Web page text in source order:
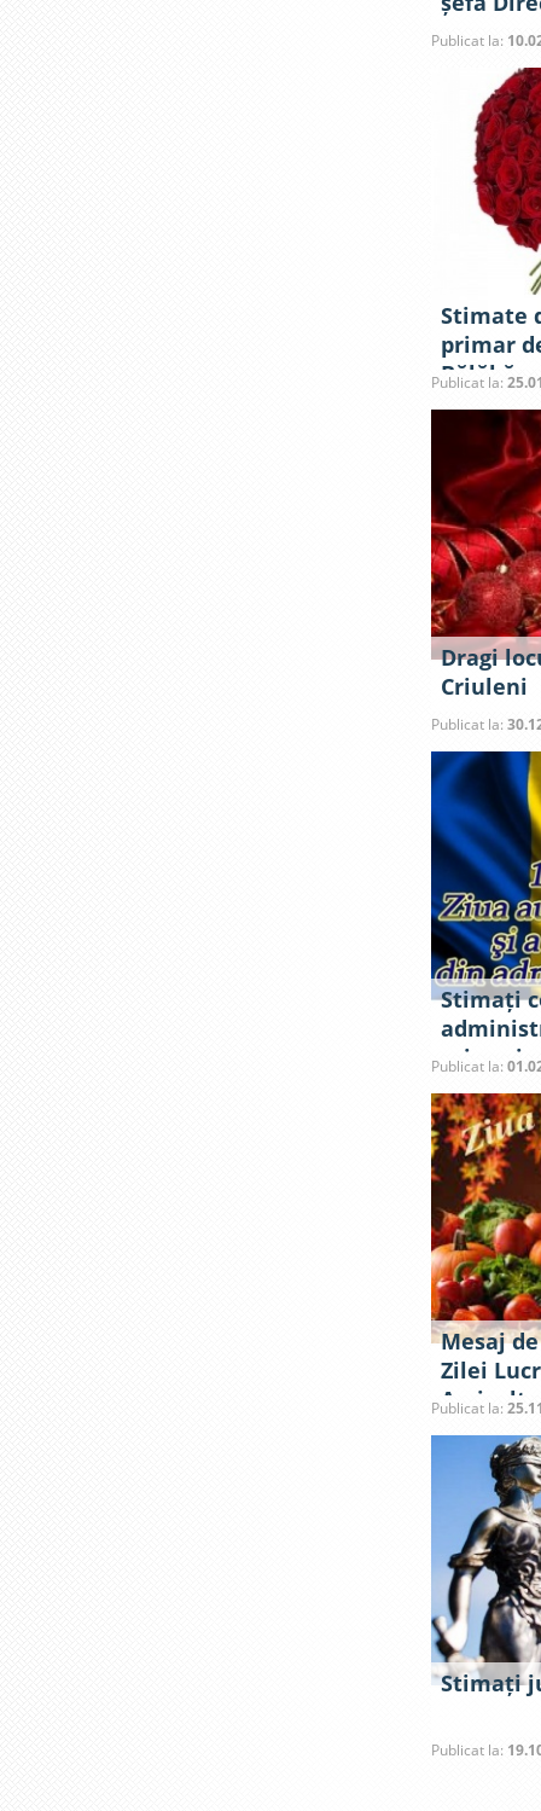
Publicat la:
Stimate
primar
Publicat la:
Dragi
Criuleni
Publicat la:
Stimați
primari,
ai
Publicat la:
Mesaj
Zilei
Publicat la:
Stimați
Publicat la: